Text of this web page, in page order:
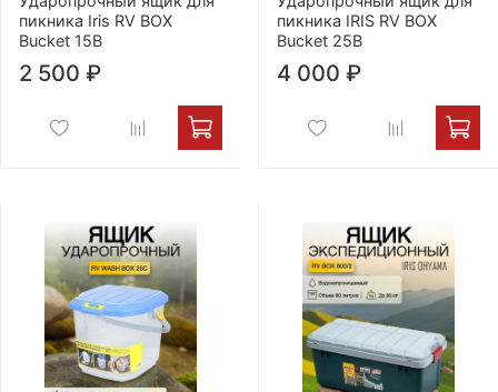
пикника Iris RV BOX
Bucket 15B
2 500 ₽
пикника IRIS RV BOX
Bucket 25B
4 000 ₽